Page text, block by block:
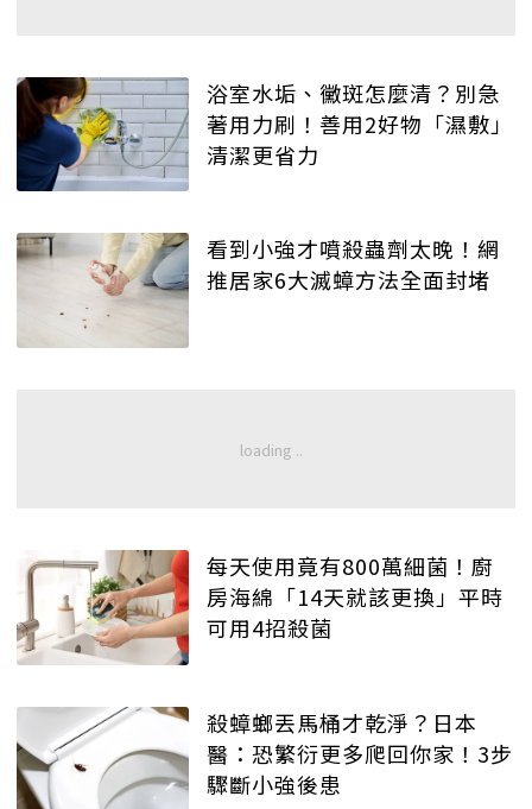
浴室水垢、黴斑怎麼清？別急
著用力刷！善用2好物「濕敷」
清潔更省力
看到小強才噴殺蟲劑太晚！網
推居家6大滅蟑方法全面封堵
每天使用竟有800萬細菌！廚
房海綿「14天就該更換」平時
可用4招殺菌
殺蟑螂丟馬桶才乾淨？日本
醫：恐繁衍更多爬回你家！3步
驟斷小強後患